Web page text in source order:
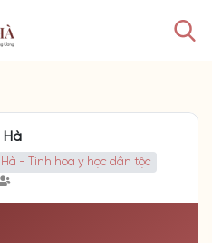
Hà - Tinh hoa y học dân tộc